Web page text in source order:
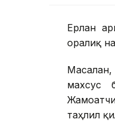
Ерлан
оралиқ
махсус
таҳлил